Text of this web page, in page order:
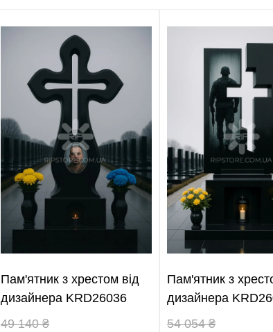
Пам'ятник з хрестом від
дизайнера KRD26036
49 140 ₴
Пам'ятник з
дизайнера
54 054 ₴